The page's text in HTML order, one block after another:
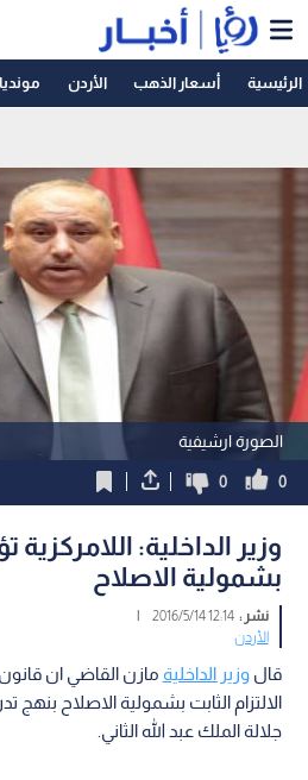
الرئيسية أسعار الذهب الأردن مونديال
الصورة ارشيفية
0
0
وزير الداخلية: اللامركزية
بشمولية الاصلاح
نشر :12:14 2016/5/14
|
الأردن
قالوزير الداخلية مازن القاضي ان قانون
الالتزام الثابت بشمولية الاصلاح بنهج
جلالة الملك عبد الله الثاني.